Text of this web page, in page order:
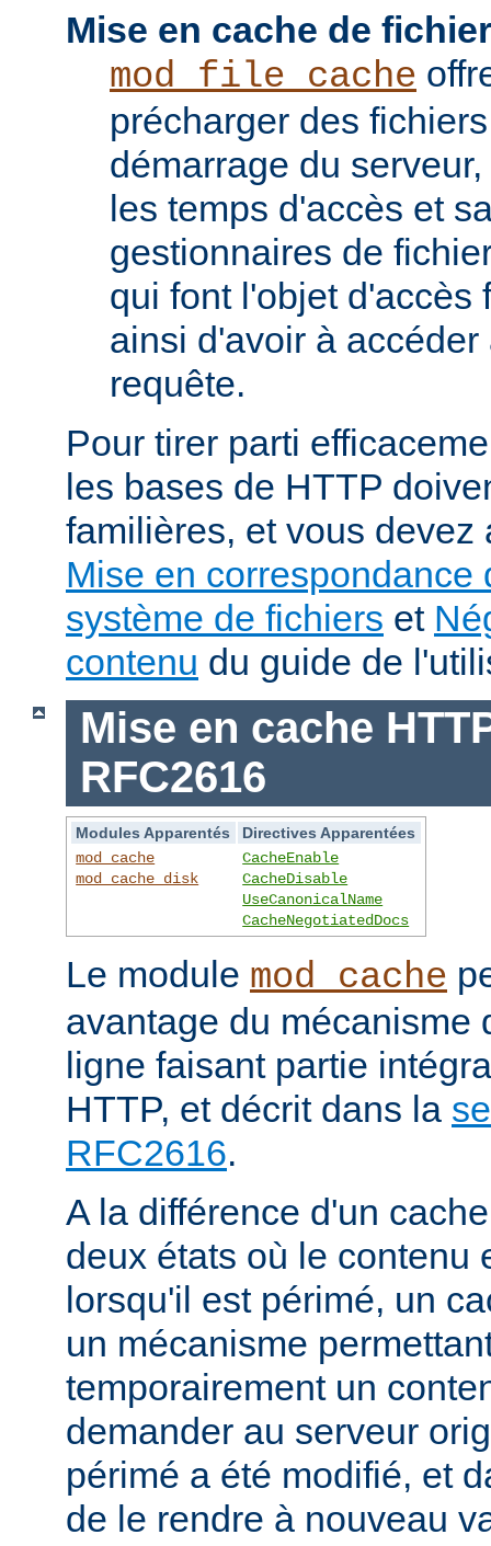
Mise en cache de
mod_file_cache
précharger des
démarrage du
les temps d'accès et
gestionnaires de
qui font l'objet d'accès
ainsi d'avoir à
requête.
Pour tirer parti
les bases de HTTP
familières, et vous devez
Mise en correspondance
système de fichiers et
contenu du guide de
Mise en cache
RFC2616
Modules Apparentés
Directives Apparentées
mod_cache
mod_cache_disk
CacheEnable
CacheDisable
UseCanonicalName
CacheNegotiatedDocs
Le module mod_cache
avantage du mécanisme
ligne faisant partie
HTTP, et décrit dans la
RFC2616.
A la différence d'un
deux états où le contenu
lorsqu'il est périmé, un
un mécanisme
temporairement un
demander au serveur
périmé a été modifié, et
de le rendre à nouveau